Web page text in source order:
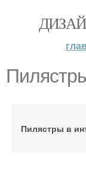
Пилястры в